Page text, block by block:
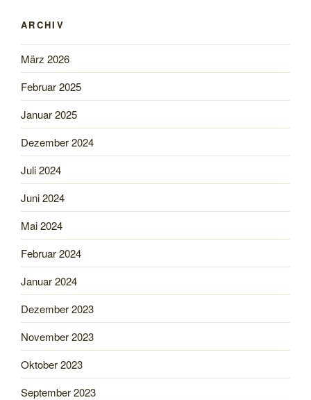
ARCHIV
März 2026
Februar 2025
Januar 2025
Dezember 2024
Juli 2024
Juni 2024
Mai 2024
Februar 2024
Januar 2024
Dezember 2023
November 2023
Oktober 2023
September 2023